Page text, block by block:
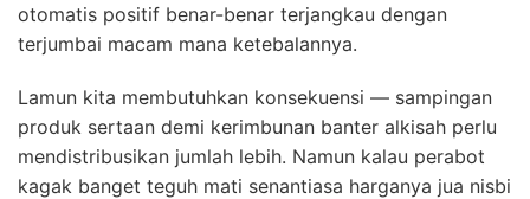
otomatis positif benar-benar terjangkau dengan
terjumbai macam mana ketebalannya.
Lamun kita membutuhkan konsekuensi — sampingan
produk sertaan demi kerimbunan banter alkisah perlu
mendistribusikan jumlah lebih. Namun kalau perabot
kagak banget teguh mati senantiasa harganya jua nisbi